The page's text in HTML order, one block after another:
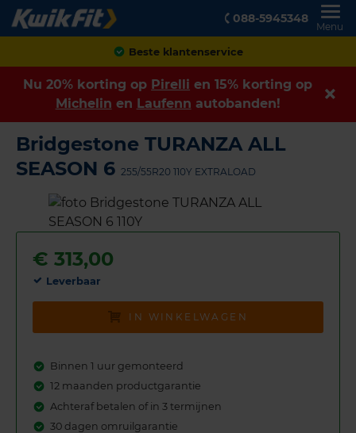
088-5945348
Menu
Achteraf betalen
Nu 20% korting op Pirelli en 15% korting op
Michelin en Laufenn autobanden!
Bridgestone TURANZA ALL
SEASON 6 255/55R20 110Y EXTRALOAD
€ 313,00
Leverbaar
IN WINKELWAGEN
Binnen 1 uur gemonteerd
12 maanden productgarantie
Achteraf betalen of in 3 termijnen
30 dagen omruilgarantie